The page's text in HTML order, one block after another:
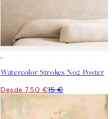
Watercolor Strokes No2 Poster
Desde 7,50 €15 €